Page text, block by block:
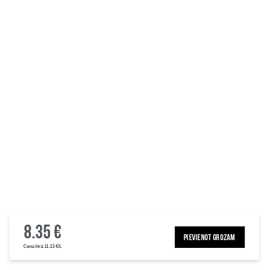
8.35 €
Cena litrā 11.13 €/L
PIEVIENOT GROZAM